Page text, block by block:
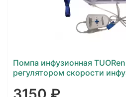
Помпа инфузионная
регулятором скорости